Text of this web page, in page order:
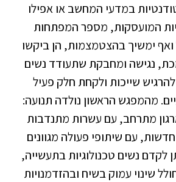
במדעי המחשב או אפילו
המועסקות, מספר המפתחות
ואף ימשיך בהצטמצמות, הן ביקשו
נגישה ומחבקת שתעודד נשים
שייכות ולקחת חלק פעיל
מהמפגש הראשון נולדה תנועה:
מתרחב, עם עשרות מתנדבות
עם שיתופי פעולה מגוונים
לקדם נשים טכנולוגיות בתעשייה,
שינוי עמוק בשיח ובהזדמנויות